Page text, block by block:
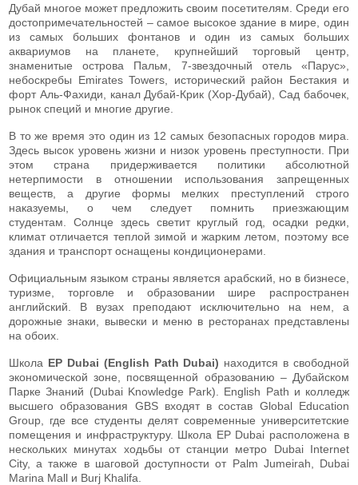
Дубай многое может предложить своим посетителям. Среди его
достопримечательностей – самое высокое здание в мире, один
из самых больших фонтанов и один из самых больших
аквариумов на планете, крупнейший торговый центр,
знаменитые острова Пальм, 7-звездочный отель «Парус»,
небоскребы Emirates Towers, исторический район Бестакия и
форт Аль-Фахиди, канал Дубай-Крик (Хор-Дубай), Сад бабочек,
рынок специй и многие другие.
В то же время это один из 12 самых безопасных городов мира.
Здесь высок уровень жизни и низок уровень преступности. При
этом страна придерживается политики абсолютной
нетерпимости в отношении использования запрещенных
веществ, а другие формы мелких преступлений строго
наказуемы, о чем следует помнить приезжающим
студентам. Солнце здесь светит круглый год, осадки редки,
климат отличается теплой зимой и жарким летом, поэтому все
здания и транспорт оснащены кондиционерами.
Официальным языком страны является арабский, но в бизнесе,
туризме, торговле и образовании шире распространен
английский. В вузах преподают исключительно на нем, а
дорожные знаки, вывески и меню в ресторанах представлены
на обоих.
Школа EP Dubai (English Path Dubai) находится в свободной
экономической зоне, посвященной образованию – Дубайском
Парке Знаний (Dubai Knowledge Park). English Path и колледж
высшего образования GBS входят в состав Global Education
Group, где все студенты делят современные университетские
помещения и инфраструктуру. Школа EP Dubai расположена в
нескольких минутах ходьбы от станции метро Dubai Internet
City, а также в шаговой доступности от Palm Jumeirah, Dubai
Marina Mall и Burj Khalifa.